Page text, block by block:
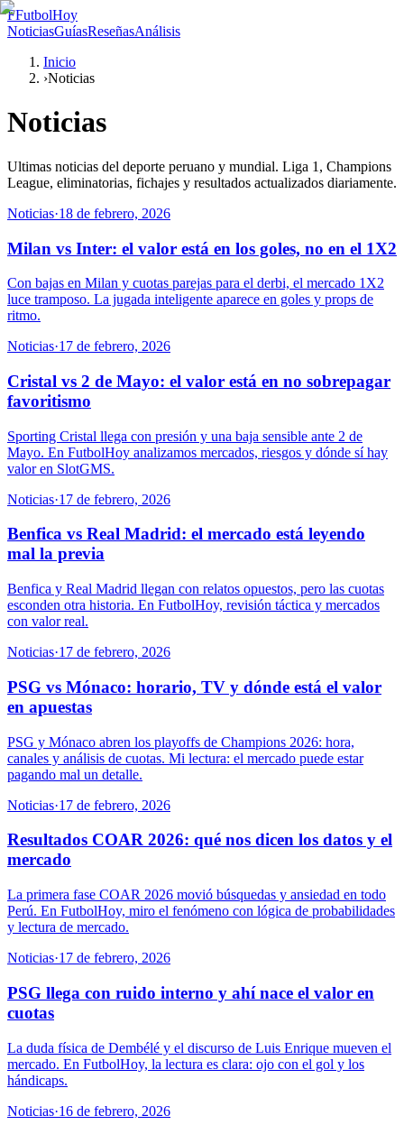
FFutbolHoy
NoticiasGuíasReseñasAnálisis
Inicio
›Noticias
Noticias
Ultimas noticias del deporte peruano y mundial. Liga 1, Champions
League, eliminatorias, fichajes y resultados actualizados diariamente.
Noticias·18 de febrero, 2026
Milan vs Inter: el valor está en los goles, no en el 1X2
Con bajas en Milan y cuotas parejas para el derbi, el mercado 1X2
luce tramposo. La jugada inteligente aparece en goles y props de
ritmo.
Noticias·17 de febrero, 2026
Cristal vs 2 de Mayo: el valor está en no sobrepagar
favoritismo
Sporting Cristal llega con presión y una baja sensible ante 2 de
Mayo. En FutbolHoy analizamos mercados, riesgos y dónde sí hay
valor en SlotGMS.
Noticias·17 de febrero, 2026
Benfica vs Real Madrid: el mercado está leyendo
mal la previa
Benfica y Real Madrid llegan con relatos opuestos, pero las cuotas
esconden otra historia. En FutbolHoy, revisión táctica y mercados
con valor real.
Noticias·17 de febrero, 2026
PSG vs Mónaco: horario, TV y dónde está el valor
en apuestas
PSG y Mónaco abren los playoffs de Champions 2026: hora,
canales y análisis de cuotas. Mi lectura: el mercado puede estar
pagando mal un detalle.
Noticias·17 de febrero, 2026
Resultados COAR 2026: qué nos dicen los datos y el
mercado
La primera fase COAR 2026 movió búsquedas y ansiedad en todo
Perú. En FutbolHoy, miro el fenómeno con lógica de probabilidades
y lectura de mercado.
Noticias·17 de febrero, 2026
PSG llega con ruido interno y ahí nace el valor en
cuotas
La duda física de Dembélé y el discurso de Luis Enrique mueven el
mercado. En FutbolHoy, la lectura es clara: ojo con el gol y los
hándicaps.
Noticias·16 de febrero, 2026